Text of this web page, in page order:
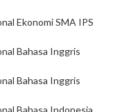
Ekonomi SMA IPS
Bahasa Inggris
Bahasa Inggris